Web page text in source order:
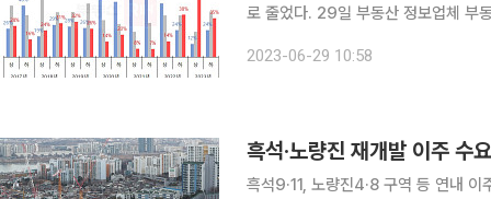
로 줄었다. 29일 부동산 정보업체 부동산R114가 이달 9일부터 23일까지 전국 2073명을 대상으
상승 전망은 24%로 각각 집계됐다.
2023-06-29 10:58
흑석·노량진 재개발 이주 수
흑석9·11, 노량진4·8 구역 등 연내